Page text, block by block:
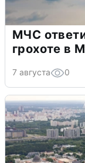
МЧС
грохоте в
7 августа 0